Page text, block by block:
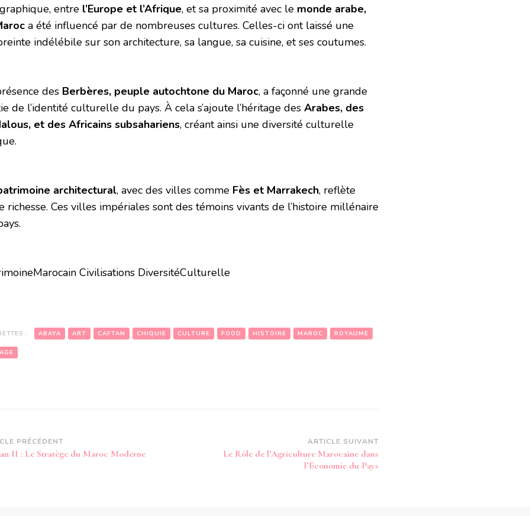
entre l’Europe et l’Afrique, et sa proximité avec le monde arabe,
a été influencé par de nombreuses cultures. Celles-ci ont laissé une
indélébile sur son architecture, sa langue, sa cuisine, et ses coutumes.
des Berbères, peuple autochtone du Maroc, a façonné une grande
de l’identité culturelle du pays. À cela s’ajoute l’héritage des Arabes, des
et des Africains subsahariens, créant ainsi une diversité culturelle
architectural, avec des villes comme Fès et Marrakech, reflète
richesse. Ces villes impériales sont des témoins vivants de l’histoire millénaire
Civilisations DiversitéCulturelle
: ABAYA ART CAFTAN CHIQUIE CULTURE FOOD HISTOIRE MAROC ROYAUME
PRÉCÉDENT
II : Le Stratège du Maroc Moderne
ARTICLE SUIVANT
Le Rôle de l’Agriculture Marocaine dans
l’Économie du Pays